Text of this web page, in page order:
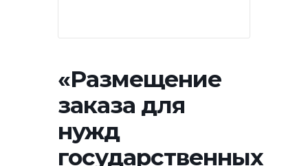
«Размещение
заказа для
нужд
государственных